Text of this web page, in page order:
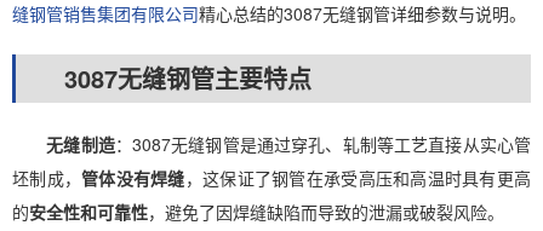
缝钢管销售集团有限公司精心总结的3087无缝钢管详细参数与说明。
3087无缝钢管主要特点
无缝制造：3087无缝钢管是通过穿孔、轧制等工艺直接从实心管
坯制成，管体没有焊缝，这保证了钢管在承受高压和高温时具有更高
的安全性和可靠性，避免了因焊缝缺陷而导致的泄漏或破裂风险。